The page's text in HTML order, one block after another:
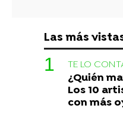
Las más
TE LO
¿Quién
Los 10
con más